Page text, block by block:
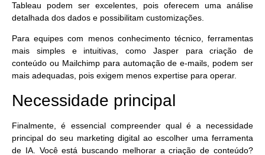
Tableau podem ser excelentes, pois oferecem uma análise
detalhada dos dados e possibilitam customizações.
Para equipes com menos conhecimento técnico, ferramentas
mais simples e intuitivas, como Jasperpara criação de
conteúdo ou Mailchimppara automação de e-mails, podem ser
mais adequadas, pois exigem menos expertise para operar.
Necessidade principal
Finalmente, é essencial compreender qual é a necessidade
principal do seu marketing digital ao escolher uma ferramenta
de IA. Você está buscando melhorar a criação de conteúdo?